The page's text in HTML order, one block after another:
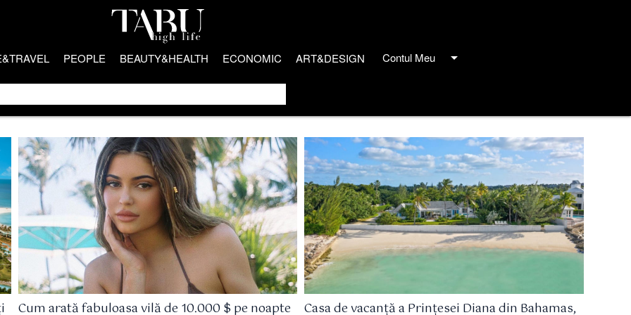
PEOPLE BEAUTY&HEALTH ECONOMIC ART&DESIGN Contul Meu arrow_drop_down
Cum arată fabuloasa vilă de 10.000 $ pe noapte Casa de vacanță a Prințesei Diana din Bahamas,